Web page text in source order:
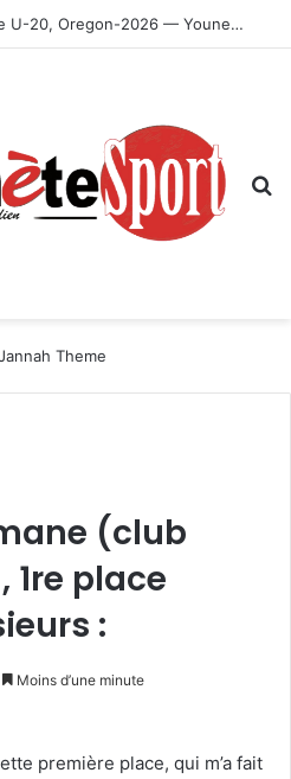
Championnats du monde U-20, Oregon-2026 — Younes Ayachi décroche la médaille d’or
(club
1re place
:
Moins d’une minute
première place, qui m’a fait